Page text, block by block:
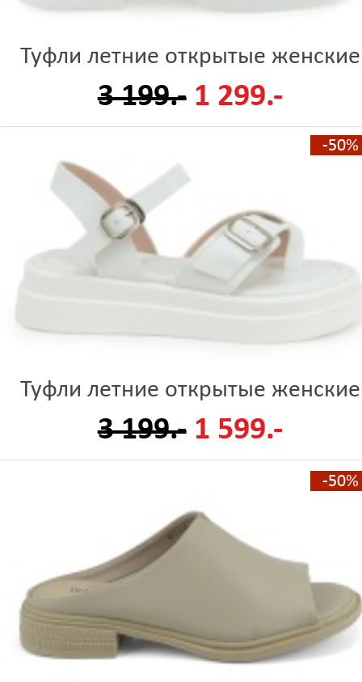
Туфли летние открытые женские
3 199.- 1 299.-
-50%
Туфли летние открытые женские
3 199.- 1 599.-
-50%